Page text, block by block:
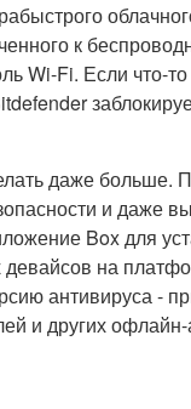
к
Wi-Fi. Если что-
даже больше.
и даже
Box для
на
антивируса -
и других офлайн-